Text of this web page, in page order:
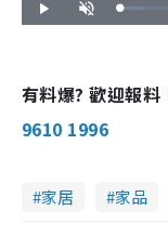
Play Unmute Loaded
有料爆? 歡迎報
9610 1996
家居 家品